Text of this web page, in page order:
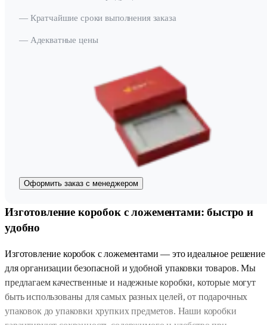
— Кратчайшие сроки выполнения заказа
— Адекватные цены
Оформить заказ с менеджером
Изготовление коробок с ложементами: быстро и
удобно
Изготовление коробок с ложементами — это идеальное решение
для организации безопасной и удобной упаковки товаров. Мы
предлагаем качественные и надежные коробки, которые могут
быть использованы для самых разных целей, от подарочных
упаковок до упаковки хрупких предметов. Наши коробки